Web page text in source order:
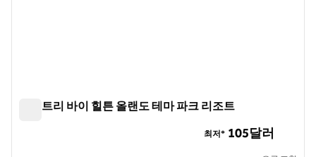
더블트리 바이 힐튼 올랜도 테마 파크 리조트
최저* 105달러